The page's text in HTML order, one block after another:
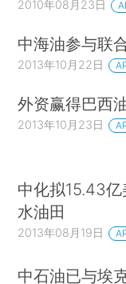
2010年08月23日
中海油参与联
2013年10月22日
外资赢得巴西
2013年10月23日
中化拟15.43
水油田
2013年08月19日
中石油已与埃